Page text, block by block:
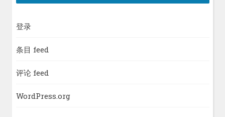
登录
条目 feed
评论 feed
WordPress.org